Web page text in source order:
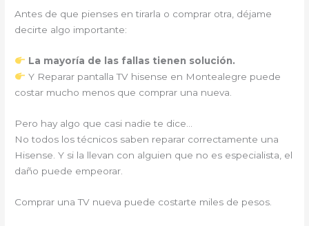
Antes de que pienses en tirarla o comprar otra, déjame
decirte algo importante:
La mayoría de las fallas tienen solución.
Y Reparar pantalla TV hisense en Montealegre puede
costar mucho menos que comprar una nueva.
Pero hay algo que casi nadie te dice…
No todos los técnicos saben reparar correctamente una
Hisense. Y si la llevan con alguien que no es especialista, el
daño puede empeorar.
Comprar una TV nueva puede costarte miles de pesos.